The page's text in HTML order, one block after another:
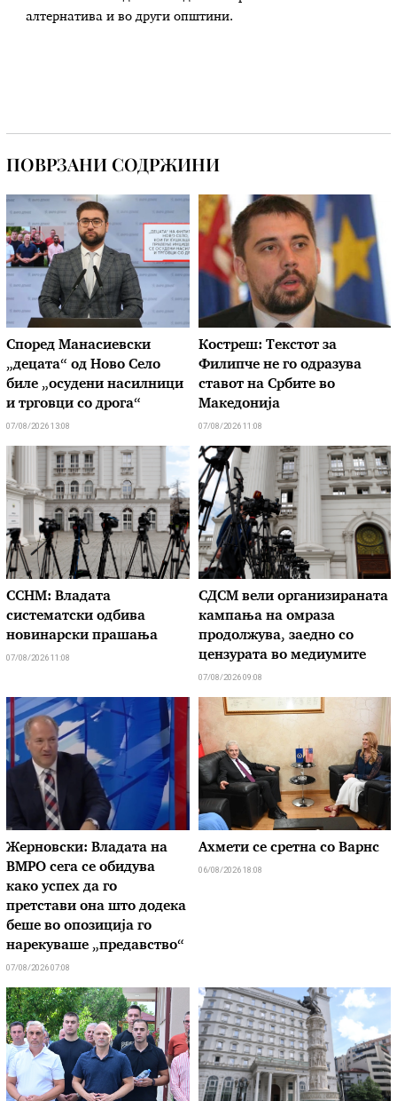
алтернатива и во други општини.
ПОВРЗАНИ СОДРЖИНИ
Според Манасиевски
„децата“ од Ново Село
биле „осудени насилници
и трговци со дрога“
07/08/2026 13:08
Костреш: Текстот за
Филипче не го одразува
ставот на Србите во
Македонија
07/08/2026 11:08
ССНМ: Владата
систематски одбива
новинарски прашања
07/08/2026 11:08
СДСМ вели организираната
кампања на омраза
продолжува, заедно со
цензурата во медиумите
07/08/2026 09:08
Жерновски: Владата на
ВМРО сега се обидува
како успех да го
претстави она што додека
беше во опозиција го
нарекуваше „предавство“
07/08/2026 07:08
Ахмети се сретна со Варнс
06/08/2026 18:08